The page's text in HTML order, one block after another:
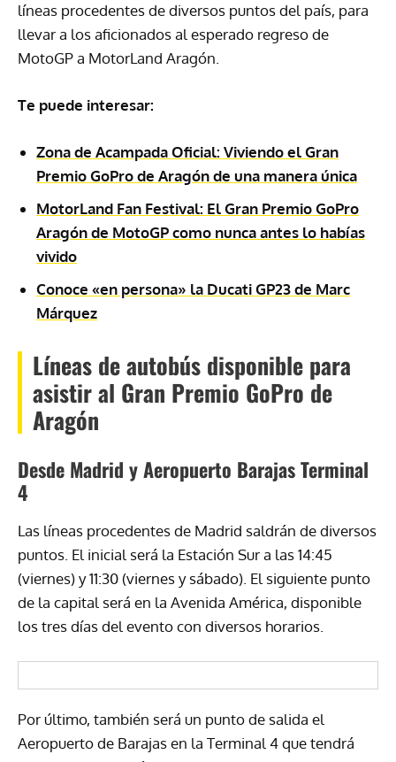
líneas procedentes de diversos puntos del país, para
llevar a los aficionados al esperado regreso de
MotoGP a MotorLand Aragón.
Te puede interesar:
Zona de Acampada Oficial: Viviendo el Gran
Premio GoPro de Aragón de una manera única
MotorLand Fan Festival: El Gran Premio GoPro
Aragón de MotoGP como nunca antes lo habías
vivido
Conoce «en persona» la Ducati GP23 de Marc
Márquez
Líneas de autobús disponible para
asistir al Gran Premio GoPro de
Aragón
Desde Madrid y Aeropuerto Barajas Terminal
4
Las líneas procedentes de Madrid saldrán de diversos
puntos. El inicial será la Estación Sur a las 14:45
(viernes) y 11:30 (viernes y sábado). El siguiente punto
de la capital será en la Avenida América, disponible
los tres días del evento con diversos horarios.
Por último, también será un punto de salida el
Aeropuerto de Barajas en la Terminal 4 que tendrá